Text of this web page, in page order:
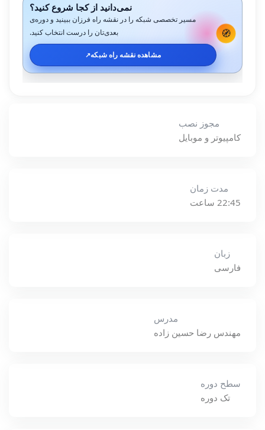
🧭
نمی‌دانید از کجا شروع کنید؟
مسیر تخصصی شبکه را در نقشه راه فرزان ببینید و دوره‌ی
بعدی‌تان را درست انتخاب کنید.
مشاهده نقشه راه شبکه↗️
مجوز نصب
کامپیوتر و موبایل
مدت زمان
22:45 ساعت
زبان
فارسی
مدرس
مهندس رضا حسين زاده
سطح دوره
تک دوره